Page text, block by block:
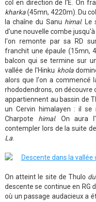
col en direction de l'E. On
kharka(45mn, 4220m). Du
la chaîne du Sanu himal. Le
d'une nouvelle combe
l'on remonte par sa RD
franchit une épaule (15mn,
balcon qui se termine sur
vallée de l'Hinku khola
alors que l'on a commencé
rhododendrons, on découvre
appartiennent au bassin de
un Cervin himalayen : il
Charpote himal. On aura
contempler lors de la suite
La.
On atteint le site de Thulo
descente se continue en RG
où un passage audacieux a